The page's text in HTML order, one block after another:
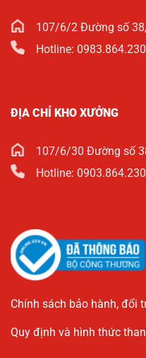
107/6/2 Đường số 38,
Hotline: 0983.864.230
ĐỊA CHỈ KHO XƯỞNG
107/6/30 Đường số
Hotline: 0903.864.230
Chính sách bảo hành, đổi
Quy định và hình thức